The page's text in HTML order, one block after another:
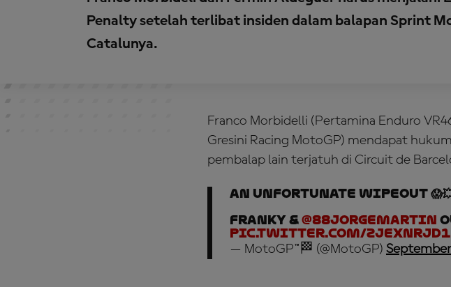
Penalty setelah terlibat insiden dalam balapan Sprint
Catalunya.
Franco Morbidelli (Pertamina Enduro
Gresini Racing MotoGP) mendapat
pembalap lain terjatuh di Circuit de
An unfortunate wipeout
Franky &@88jorgemartin
pic.twitter.com/
— MotoGP™🏁 (@MotoGP)